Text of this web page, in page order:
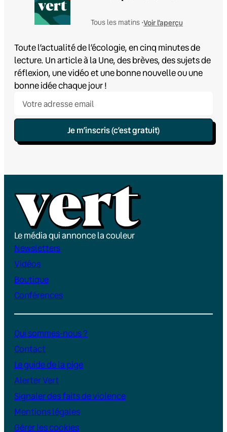
Tous les matins •Voir l'aperçu
Toute l’actualité de l’écologie, en cinq minutes de
lecture. Un article à la Une, des brèves, des sujets de
réflexion, une vidéo et une bonne nouvelle ou une
bonne idée chaque jour !
Je m’inscris (c’est gratuit)
Le média qui annonce la couleur
Newsletters
Vidéos
Boutique
Conférences
Qui sommes-nous ?
Contact
Le guide de la pige
Alerter Vert
Signaler des faits de violence
Mentions légales
Gérer les cookies